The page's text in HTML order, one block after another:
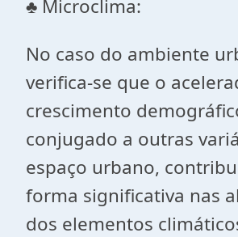
♣ Microclima:
No caso do ambiente
verifica-se que o
crescimento
conjugado a outras
espaço urbano,
forma significativa nas
dos elementos